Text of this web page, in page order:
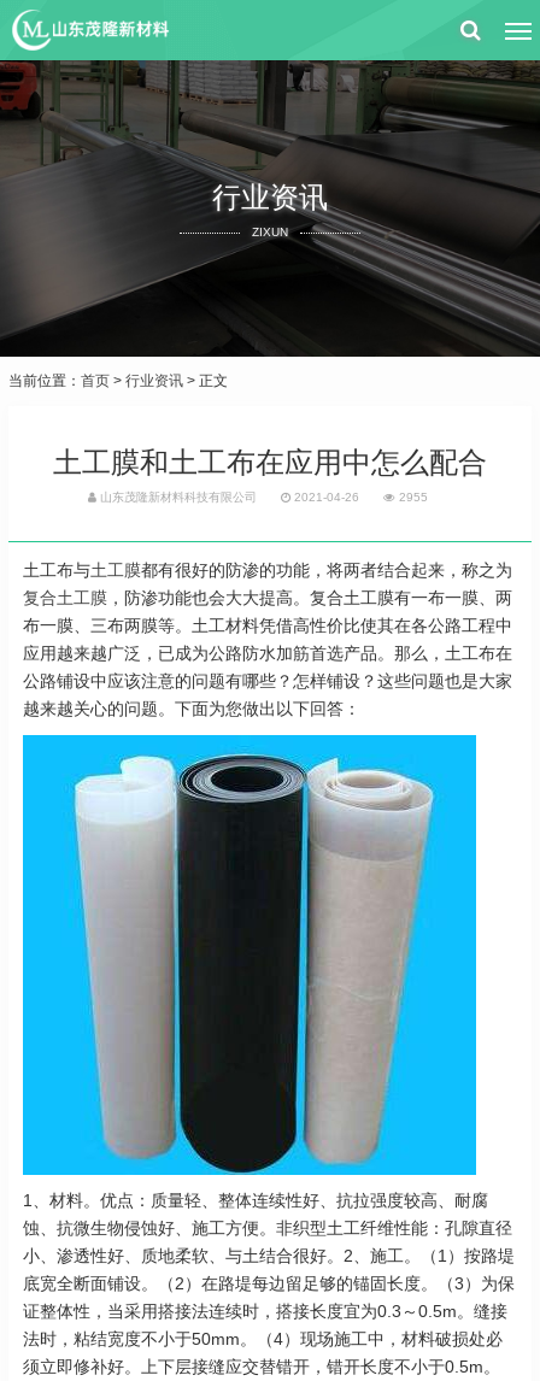
行业资讯
ZIXUN
当前位置： 首页 > 行业资讯 > 正文
土工膜和土工布在应用中怎么配合
山东茂隆新材料科技有限公司 2021-04-26 2955
土工布与土工膜都有很好的防渗的功能，将两者结合起来，称之为
复合土工膜 ，防渗功能也会大大提高。复合土工膜有一布一膜、两
布一膜、三布两膜等。土工材料凭借高性价比使其在各公路工程中
应用越来越广泛，已成为公路防水加筋首选产品。那么，土工布在
公路铺设中应该注意的问题有哪些？怎样铺设？这些问题也是大家
越来越关心的问题。下面为您做出以下回答：
1、材料。优点：质量轻、整体连续性好、抗拉强度较高、耐腐
蚀、抗微生物侵蚀好、施工方便。非织型土工纤维性能：孔隙直径
小、渗透性好、质地柔软、与土结合很好。2、施工。（1）按路堤
底宽全断面铺设。（2）在路堤每边留足够的锚固长度。（3）为保
证整体性，当采用搭接法连续时，搭接长度宜为0.3～0.5m。缝接
法时，粘结宽度不小于50mm。（4）现场施工中，材料破损处必
须立即修补好。上下层接缝应交替错开，错开长度不小于0.5m。